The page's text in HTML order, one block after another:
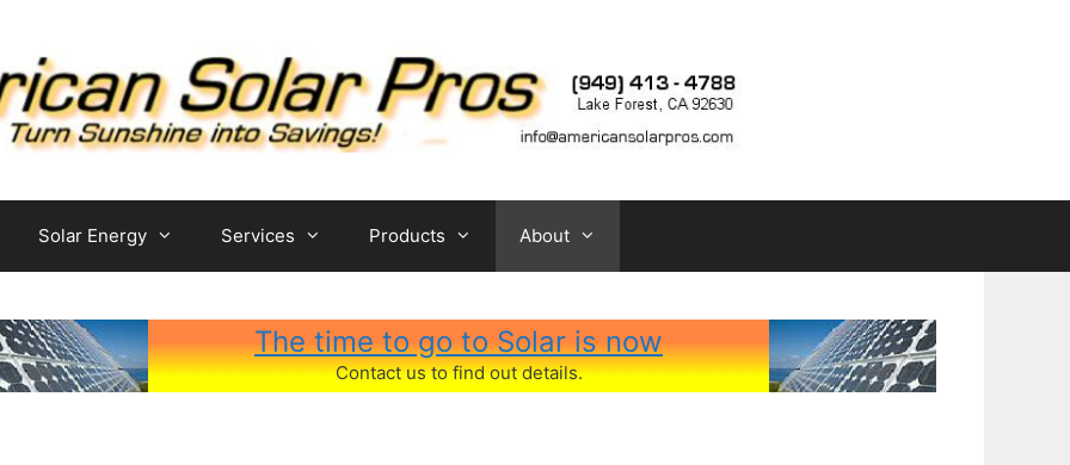
Solar Energy Services Products About
The time to go to Solar is now
Contact us to find out details.